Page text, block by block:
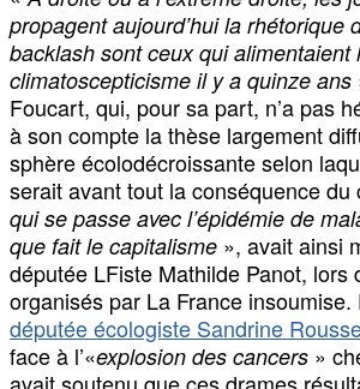
propagent aujourd’hui la rhétorique
backlash sont ceux qui alimentaient
climatoscepticisme il y a quinze ans
Foucart, qui, pour sa part, n’a pas
à son compte la thèse largement
sphère écolodécroissante selon
serait avant tout la conséquence du
qui se passe avec l’épidémie de
que fait le capitalisme », avait ainsi
députée LFiste Mathilde Panot, lors
organisés par La France insoumise.
députée écologiste Sandrine
face à l’«explosion des cancers »